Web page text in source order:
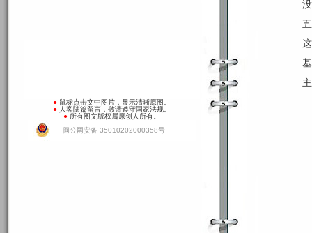
● 鼠标点击文中图片，显示清晰原图。
● 人客随篇留言，敬请遵守国家法规。
● 所有图文版权属原创人所有。
闽公网安备 35010202000358号